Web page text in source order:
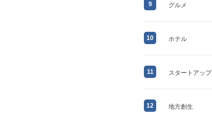
9 グルメ
10 ホテル
11 スタートアップ
12 地方創生